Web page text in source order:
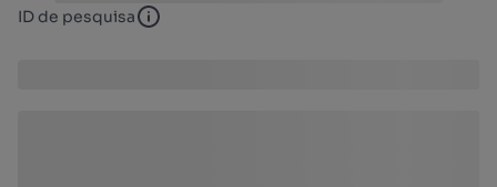
ID de pesquisa ID de pesquisa